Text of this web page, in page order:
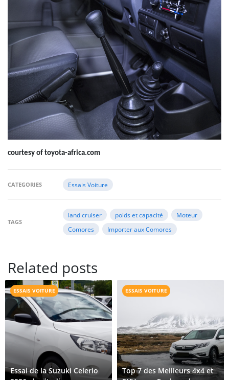
courtesy of toyota-africa.com
CATEGORIES Essais Voiture
TAGS
land cruiser poids et capacité
Moteur
Comores
Importer aux Comores
Related posts
ESSAIS VOITURE
Essai de la Suzuki Celerio
ESSAIS VOITURE
Top 7 des Meilleurs 4x4 et